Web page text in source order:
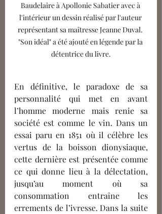
Baudelaire à Apollonie Sabatier avec à
l'intérieur un dessin réalisé par l'auteur
représentant sa maîtresse Jeanne Duval.
"Son idéal" a été ajouté en légende par la
détentrice du livre.
En définitive, le paradoxe de sa
personnalité qui met en avant
l’homme moderne mais renie sa
société est comme le vin. Dans un
essai paru en 1851 où il célèbre les
vertus de la boisson dionysiaque,
cette dernière est présentée comme
ce qui donne lieu à la délectation,
jusqu’au moment où sa
consommation entraîne les
errements de l’ivresse. Dans la suite